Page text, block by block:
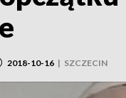
2018-10-16 | SZCZECIN